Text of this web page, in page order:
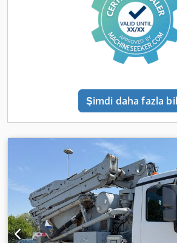
dokümantasyonun hazırlanması - Kara
taşımacılığının organizasyonu Dkjdpfx
Gümrük işlemleri ve belge hazırlığı
- Satışa hazırlık işlemleri 18 yaşına
leasing imkânı. Detaylar için bizimle
Şimdi daha fazla